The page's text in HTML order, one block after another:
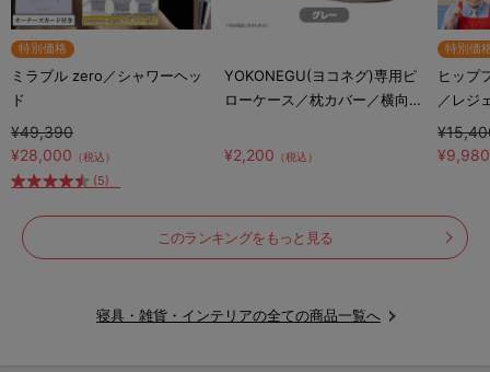
特別価格
ミラブル zero／シャワーヘッ
ド
¥49,390
¥28,000 （税込）
(5)
YOKONEGU(ヨコネグ)専用ピ
ローケース／枕カバー／横向き
¥2,200 （税込）
特別価
ヒップ
／レジ
ッショ
¥9,980
このランキングをもっと見る
寝具・雑貨・インテリアの全ての商品一覧へ